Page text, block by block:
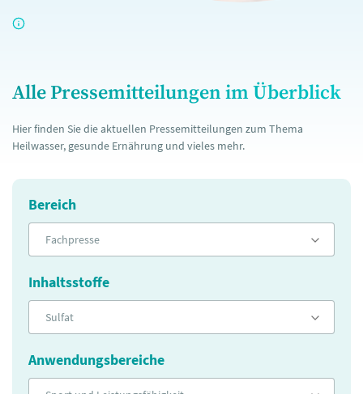
Alle Pressemitteilungen im Überblick
Hier finden Sie die aktuellen Pressemitteilungen zum Thema
Heilwasser, gesunde Ernährung und vieles mehr.
Bereich
Fachpresse
Inhaltsstoffe
Sulfat
Anwendungsbereiche